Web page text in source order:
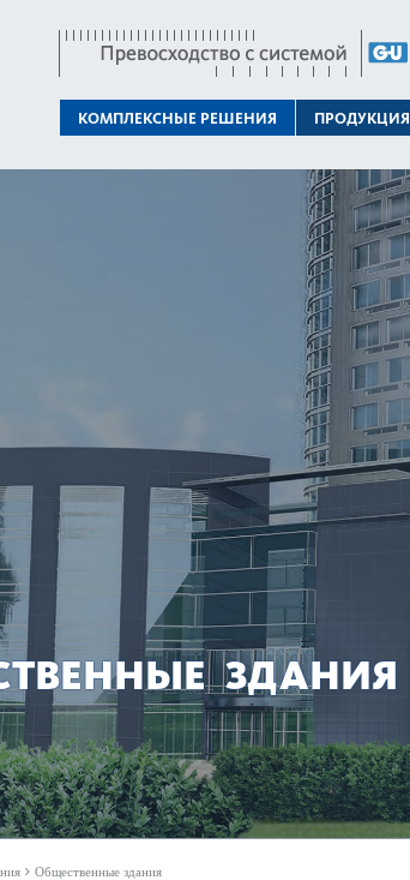
КОМПЛЕКСНЫЕ РЕШЕНИЯ ПРОДУКЦИЯ
ЗДАНИЯ
Общественные здания